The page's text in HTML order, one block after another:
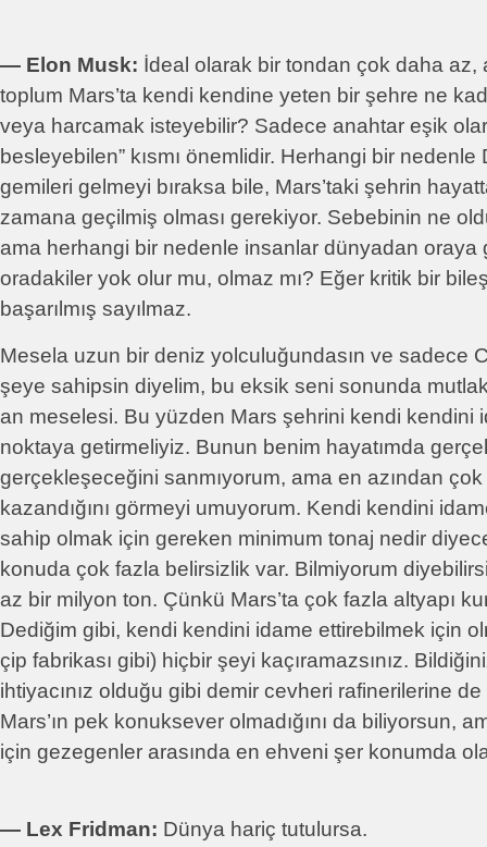
― Elon Musk: İdeal olarak bir tondan çok daha az,
toplum Mars’ta kendi kendine yeten bir şehre ne
veya harcamak isteyebilir? Sadece anahtar eşik
besleyebilen” kısmı önemlidir. Herhangi bir nedenle
gemileri gelmeyi bıraksa bile, Mars’taki şehrin
zamana geçilmiş olması gerekiyor. Sebebinin ne
ama herhangi bir nedenle insanlar dünyadan oraya
oradakiler yok olur mu, olmaz mı? Eğer kritik bir
başarılmış sayılmaz.
Mesela uzun bir deniz yolculuğundasın ve sadece
şeye sahipsin diyelim, bu eksik seni sonunda
an meselesi. Bu yüzden Mars şehrini kendi kendini
noktaya getirmeliyiz. Bunun benim hayatımda
gerçekleşeceğini sanmıyorum, ama en azından
kazandığını görmeyi umuyorum. Kendi kendini
sahip olmak için gereken minimum tonaj nedir
konuda çok fazla belirsizlik var. Bilmiyorum
az bir milyon ton. Çünkü Mars’ta çok fazla altyapı
Dediğim gibi, kendi kendini idame ettirebilmek için
çip fabrikası gibi) hiçbir şeyi kaçıramazsınız.
ihtiyacınız olduğu gibi demir cevheri rafinerilerine de
Mars’ın pek konuksever olmadığını da biliyorsun,
için gezegenler arasında en ehveni şer konumda
― Lex Fridman: Dünya hariç tutulursa.